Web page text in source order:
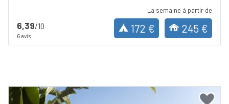
6,39/10
6 avis
La semaine à partir de
172 € 245 €